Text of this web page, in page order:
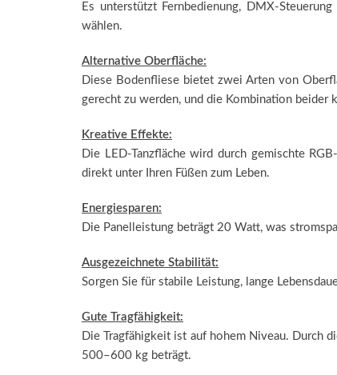
Es unterstützt Fernbedienung, DMX-
wählen.
Alternative Oberfläche:
Diese Bodenfliese bietet zwei Arten von
gerecht zu werden, und die Kombination beider
Kreative Effekte:
Die LED-Tanzfläche wird durch gemischte
direkt unter Ihren Füßen zum Leben.
Energiesparen:
Die Panelleistung beträgt 20 Watt, was
Ausgezeichnete Stabilität:
Sorgen Sie für stabile Leistung, lange
Gute Tragfähigkeit:
Die Tragfähigkeit ist auf hohem Niveau. Durch
500–600 kg beträgt.